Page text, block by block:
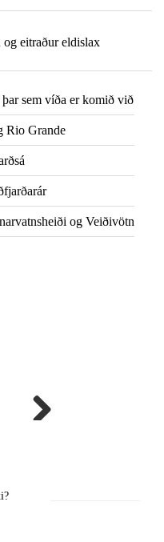
eitraður eldislax
sem víða er komið við
Rio Grande
og Veiðivötn